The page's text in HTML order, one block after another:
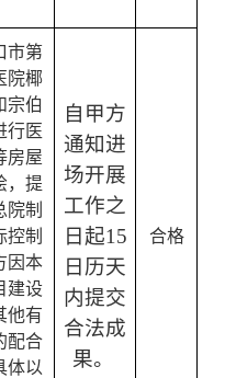
市第
院椰
宗伯
行医
房屋
，提
院制
控制
因本
建设
他有
配合
体以
自甲方
通知进
场开展
工作之
日起15
日历天
内提交
合法成
果。
合格